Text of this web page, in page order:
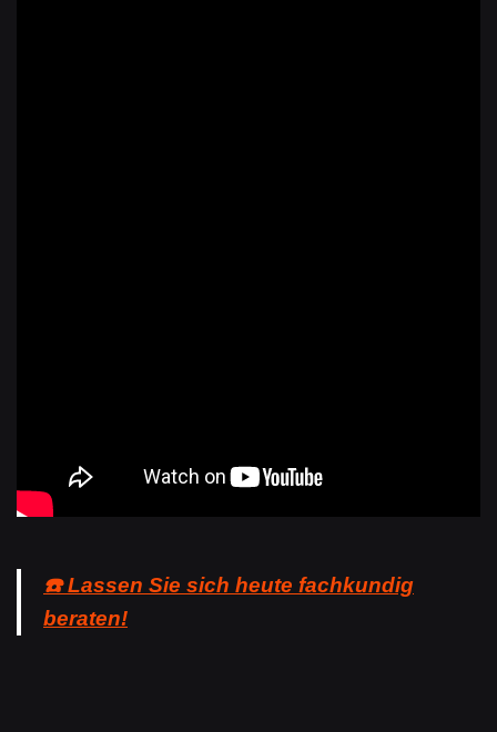
☎️ Lassen Sie sich heute fachkundig
beraten!